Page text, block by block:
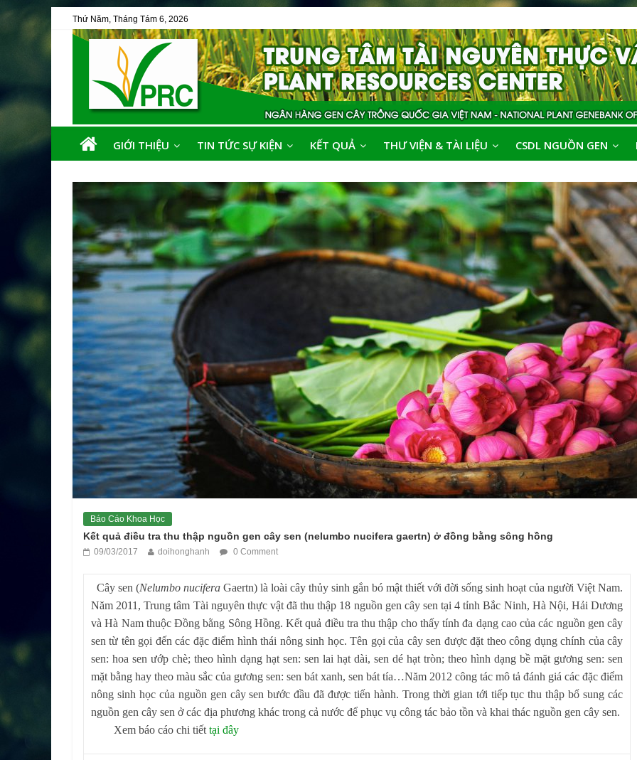
Thứ Năm, Tháng Tám 6, 2026
GIỚI THIỆU TIN TỨC SỰ KIỆN KẾT QUẢ THƯ VIỆN & TÀI LIỆU CSDL NGUỒN GEN
Báo Cáo Khoa Học
Kết quả điều tra thu thập nguồn gen cây sen (nelumbo nucifera gaertn) ở đồng bằng sông hồng
09/03/2017 doihonghanh 0 Comment
Cây sen (Nelumbo nucifera Gaertn) là loài cây thủy sinh gắn bó mật thiết với đời sống sinh hoạt của người Việt Nam.
Năm 2011, Trung tâm Tài nguyên thực vật đã thu thập 18 nguồn gen cây sen tại 4 tỉnh Bắc Ninh, Hà Nội, Hải Dương
và Hà Nam thuộc Đồng bằng Sông Hồng. Kết quả điều tra thu thập cho thấy tính đa dạng cao của các nguồn gen cây
sen từ tên gọi đến các đặc điểm hình thái nông sinh học. Tên gọi của cây sen được đặt theo công dụng chính của cây
sen: hoa sen ướp chè; theo hình dạng hạt sen: sen lai hạt dài, sen dé hạt tròn; theo hình dạng bề mặt gương sen: sen
mặt bằng hay theo màu sắc của gương sen: sen bát xanh, sen bát tía…Năm 2012 công tác mô tả đánh giá các đặc điểm
nông sinh học của nguồn gen cây sen bước đầu đã được tiến hành. Trong thời gian tới tiếp tục thu thập bổ sung các
nguồn gen cây sen ở các địa phương khác trong cả nước để phục vụ công tác bảo tồn và khai thác nguồn gen cây sen.
Xem báo cáo chi tiết tại đây